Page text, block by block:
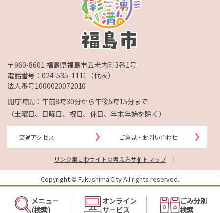
メニュー
(検索)
オンライン
サービス
ごみ分別
検索
〒960-8601 福島県福島市五老内町3番1号
電話番号： 024-535-1111 （代表）
法人番号1000020072010
開庁時間：午前8時30分から午後5時15分まで
（土曜日、日曜日、祝日、休日、年末年始を除く）
交通アクセス ご意見・お問い合わせ
リンク集このサイトの考え方サイトマップ
Copyright © Fukushima City All rights reserved.